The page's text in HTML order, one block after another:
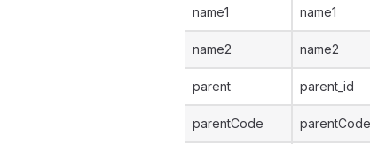
name1 name1
name2 name2
parent parent_id
parentCode parentCode